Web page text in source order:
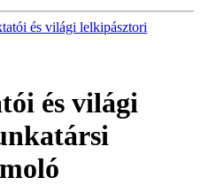
és világi lelkipásztori
és világi